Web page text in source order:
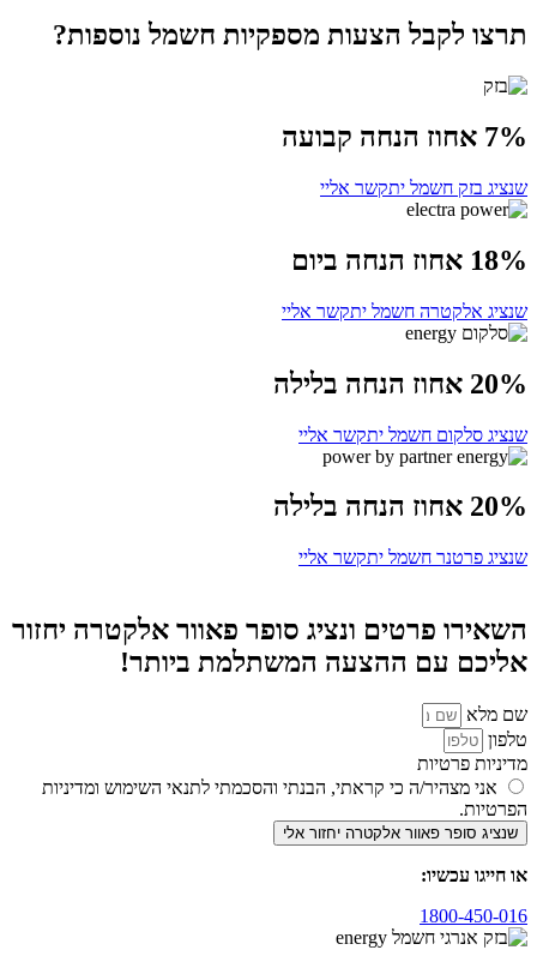
תרצו לקבל הצעות מספקיות חשמל נוספות?
7% אחוז הנחה קבועה
שנציג בזק חשמל יתקשר אליי
18% אחוז הנחה ביום
שנציג אלקטרה חשמל יתקשר אליי
20% אחוז הנחה בלילה
שנציג סלקום חשמל יתקשר אליי
20% אחוז הנחה בלילה
שנציג פרטנר חשמל יתקשר אליי
השאירו פרטים ונציג סופר פאוור אלקטרה יחזור
אליכם עם ההצעה המשתלמת ביותר!
שם מלא
טלפון
מדיניות פרטיות
אני מצהיר/ה כי קראתי, הבנתי והסכמתי לתנאי השימוש ומדיניות
הפרטיות.
שנציג סופר פאוור אלקטרה יחזור אלי
או חייגו עכשיו:
1800-450-016